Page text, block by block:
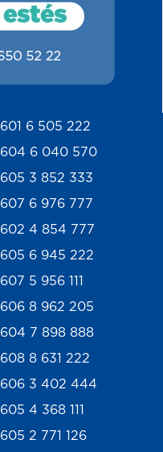
601 6 505 222
604 6 040 570
605 3 852 333
607 6 976 777
602 4 854 777
605 6 945 222
607 5 956 111
606 8 962 205
604 7 898 888
608 8 631 222
606 3 402 444
605 4 368 111
605 2 771 126